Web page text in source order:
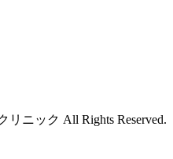
ニック All Rights Reserved.